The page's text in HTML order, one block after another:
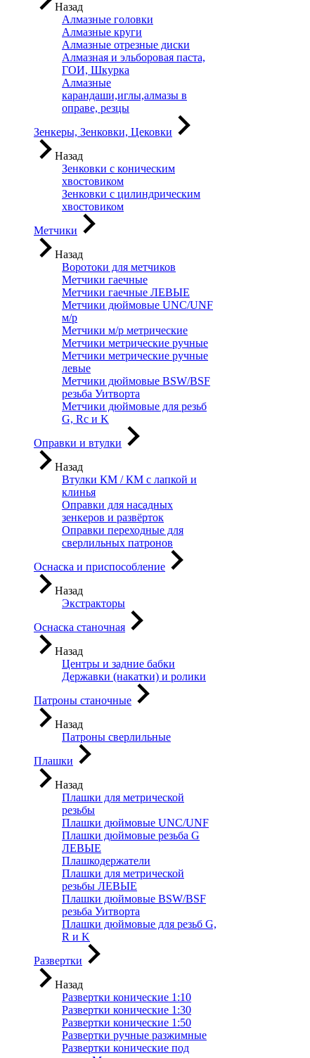
Назад
Алмазные головки
Алмазные круги
Алмазные отрезные диски
Алмазная и эльборовая паста,
ГОИ, Шкурка
Алмазные
карандаши,иглы,алмазы в
оправе, резцы
Зенкеры, Зенковки, Цековки
Назад
Зенковки с коническим
хвостовиком
Зенковки с цилиндрическим
хвостовиком
Метчики
Назад
Воротоки для метчиков
Метчики гаечные
Метчики гаечные ЛЕВЫЕ
Метчики дюймовые UNC/UNF
м/р
Метчики м/р метрические
Метчики метрические ручные
Метчики метрические ручные
левые
Метчики дюймовые BSW/BSF
резьба Уитворта
Метчики дюймовые для резьб
G, Rc и K
Оправки и втулки
Назад
Втулки КМ / КМ с лапкой и
клинья
Оправки для насадных
зенкеров и развёрток
Оправки переходные для
сверлильных патронов
Оснаска и приспособление
Назад
Экстракторы
Оснаска станочная
Назад
Центры и задние бабки
Державки (накатки) и ролики
Патроны станочные
Назад
Патроны сверлильные
Плашки
Назад
Плашки для метрической
резьбы
Плашки дюймовые UNC/UNF
Плашки дюймовые резьба G
ЛЕВЫЕ
Плашкодержатели
Плашки для метрической
резьбы ЛЕВЫЕ
Плашки дюймовые BSW/BSF
резьба Уитворта
Плашки дюймовые для резьб G,
R и K
Развертки
Назад
Развертки конические 1:10
Развертки конические 1:30
Развертки конические 1:50
Развертки ручные разжимные
Развертки конические под